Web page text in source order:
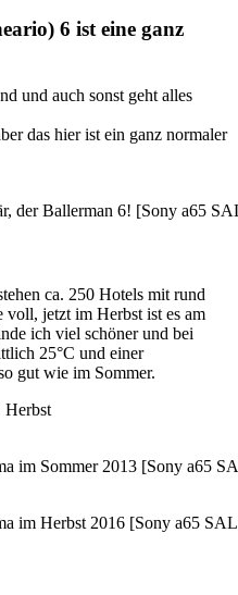
6 ist eine ganz
und auch sonst geht alles
das hier ist ein ganz normaler
der Ballerman 6! [Sony a65
ca. 250 Hotels mit rund
voll, jetzt im Herbst ist es am
ich viel schöner und bei
25°C und einer
gut wie im Sommer.
Herbst
im Sommer 2013 [Sony a65
im Herbst 2016 [Sony a65